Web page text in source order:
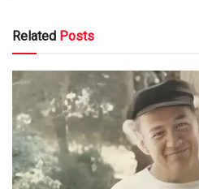
Related Posts